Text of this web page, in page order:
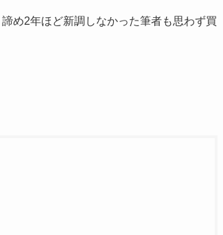
め2年ほど新調しなかった筆者も思わず買